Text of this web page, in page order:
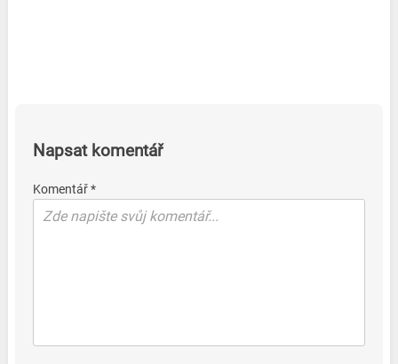
Napsat komentář
Komentář *